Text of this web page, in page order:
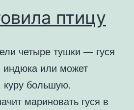
птицу
четыре тушки — гуся
индюка или может
куру большую.
мариновать гуся в